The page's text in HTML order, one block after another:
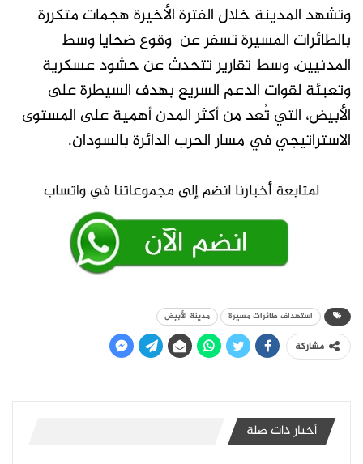
وتشهد المدينة خلال الفترة الأخيرة هجمات متكررة
بالطائرات المسيرة تسفر عن وقوع ضحايا وسط
المدنيين، وسط تقارير تتحدث عن حشود عسكرية
وتعبئة لقوات الدعم السريع بهدف السيطرة على
الأبيض، التي تُعد من أكثر المدن أهمية على المستوى
الاستراتيجي في مسار الحرب الدائرة بالسودان.
استهداف طائرات مسيرة مدينة الأبيض
مشاركة
أخبار ذات صلة